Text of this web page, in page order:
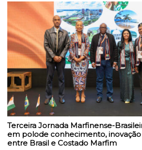
Terceira Jornada Marfinense-
em polode conhecimento,
entre Brasil e Costado Marfim